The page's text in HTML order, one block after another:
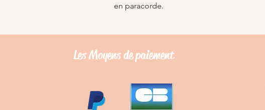
en paracorde.
Les Moyens depaiement